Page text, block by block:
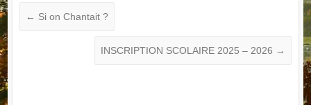
← Si on Chantait ?
INSCRIPTION SCOLAIRE 2025 – 2026 →